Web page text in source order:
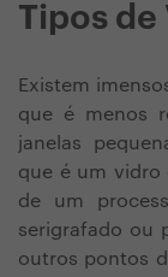
Tipos de
Existem
que é menos
janelas
que é um vidro
de um
serigrafado ou
outros pontos